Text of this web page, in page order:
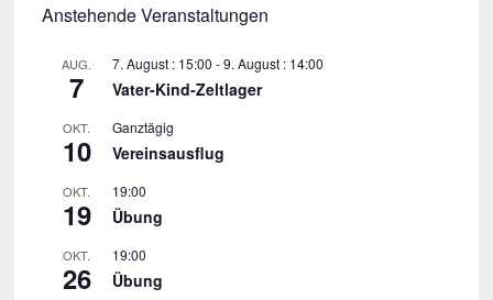
Anstehende Veranstaltungen
AUG.
7
7. August : 15:00 -9. August : 14:00
Vater-Kind-Zeltlager
OKT.
10
Ganztägig
Vereinsausflug
OKT.
19
19:00
Übung
OKT.
26
19:00
Übung